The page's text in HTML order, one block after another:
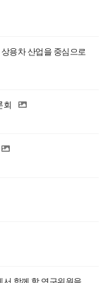
용차 산업을 중심으로
회